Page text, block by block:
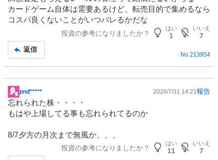
板
記
事
カードゲーム自体は需要あるけど、転売目的で集めるなら
コスパ良くないことがいつバレるかだな
投資の参考になりましたか？
はい
1
いいえ
7
返信
No. 213954
掲
示
板
事
pnd***** 2026/7/31 14:21 報告
忘れられた株・・・・
もはや上場してる事も忘れられてるのか
8/7夕方の月次まで無風か、、、
投資の参考になりましたか？
はい
11
いいえ
7